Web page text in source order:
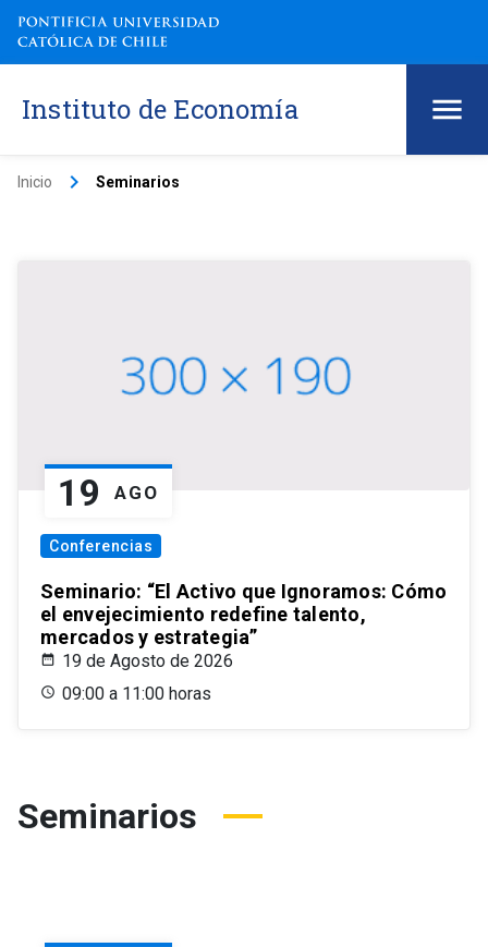
Instituto de Economía
Inicio keyboard_arrow_right Seminarios
19 AGO
Conferencias
Seminario: “El Activo que Ignoramos: Cómo
el envejecimiento redefine talento,
mercados y estrategia”
19 de Agosto de 2026
09:00 a 11:00 horas
Seminarios